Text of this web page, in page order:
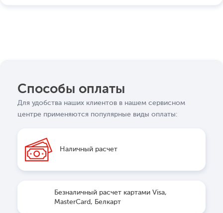
Способы оплаты
Для удобства наших клиентов в нашем сервисном
центре применяются популярные виды оплаты:
Наличный расчет
Безналичный расчет картами Visa,
MasterCard, Белкарт